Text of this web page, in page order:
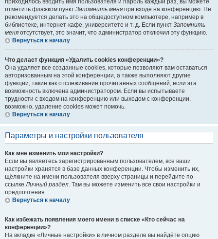
приходилось вводить имя пользователя и пароль каждый раз, вы можете
отметить флажком пункт Запомнить меня при входе на конференцию. Не
рекомендуется делать это на общедоступном компьютере, например в
библиотеке, интернет-кафе, университете и т. д. Если пункт Запомнить
меня отсутствует, это значит, что администратор отключил эту функцию.
Вернуться к началу
Что делает функция «Удалить cookies конференции»?
Она удаляет все созданные cookies, которые позволяют вам оставаться
авторизованным на этой конференции, а также выполняют другие
функции, такие как отслеживание прочитанных сообщений, если эта
возможность включена администратором. Если вы испытываете
трудности с входом на конференцию или выходом с конференции,
возможно, удаление cookies может помочь.
Вернуться к началу
Параметры и настройки пользователя
Как мне изменить мои настройки?
Если вы являетесь зарегистрированным пользователем, все ваши
настройки хранятся в базе данных конференции. Чтобы изменить их,
щёлкните на имени пользователя вверху страницы и перейдите по
ссылкеЛичный раздел. Там вы можете изменить все свои настройки и
предпочтения.
Вернуться к началу
Как избежать появления моего имени в списке «Кто сейчас на
конференции»?
На вкладке «Личные настройки» в личном разделе вы найдёте опцию